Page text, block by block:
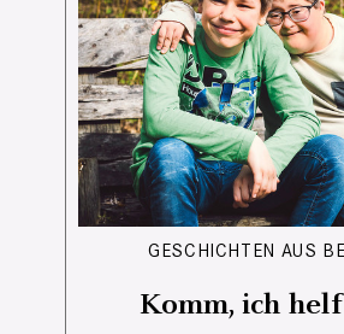
GESCHICHTEN AUS
Komm, ich